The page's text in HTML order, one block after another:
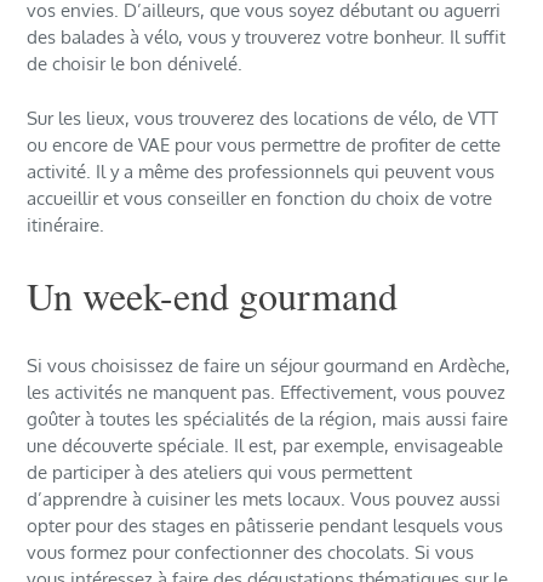
vos envies. D’ailleurs, que vous soyez débutant ou aguerri
des balades à vélo, vous y trouverez votre bonheur. Il suffit
de choisir le bon dénivelé.
Sur les lieux, vous trouverez des locations de vélo, de VTT
ou encore de VAE pour vous permettre de profiter de cette
activité. Il y a même des professionnels qui peuvent vous
accueillir et vous conseiller en fonction du choix de votre
itinéraire.
Un week-end gourmand
Si vous choisissez de faire un séjour gourmand en Ardèche,
les activités ne manquent pas. Effectivement, vous pouvez
goûter à toutes les spécialités de la région, mais aussi faire
une découverte spéciale. Il est, par exemple, envisageable
de participer à des ateliers qui vous permettent
d’apprendre à cuisiner les mets locaux. Vous pouvez aussi
opter pour des stages en pâtisserie pendant lesquels vous
vous formez pour confectionner des chocolats. Si vous